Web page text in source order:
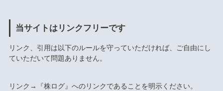
当サイトはリンクフリーです
リンク、引用は以下のルールを守っていただければ、ご自由にし
ていただいて問題ありません。
リンク→『株ログ』へのリンクであることを明示ください。